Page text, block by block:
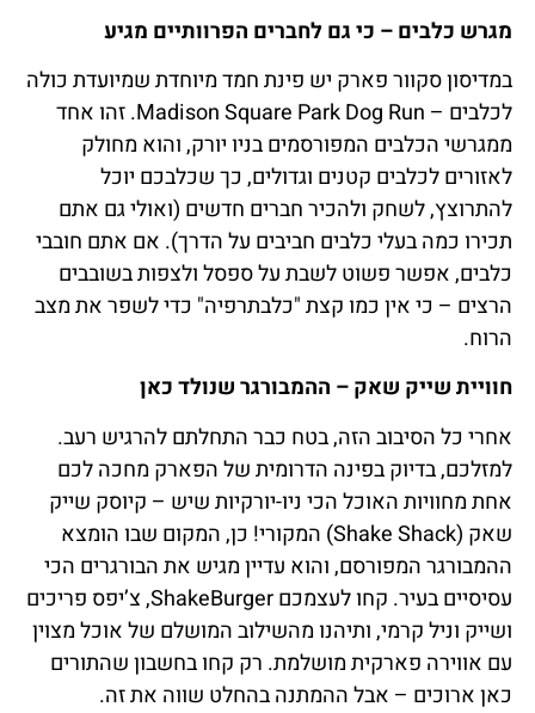
מגרש כלבים – כי גם לחברים הפרוותיים מגיע
במדיסון סקוור פארק יש פינת חמד מיוחדת שמיועדת כולה
לכלבים – Madison Square Park Dog Run. זהו אחד
ממגרשי הכלבים המפורסמים בניו יורק, והוא מחולק
לאזורים לכלבים קטנים וגדולים, כך שכלבכם יוכל
להתרוצץ, לשחק ולהכיר חברים חדשים (ואולי גם אתם
תכירו כמה בעלי כלבים חביבים על הדרך). אם אתם חובבי
כלבים, אפשר פשוט לשבת על ספסל ולצפות בשובבים
הרצים – כי אין כמו קצת "כלבתרפיה" כדי לשפר את מצב
הרוח.
חוויית שייק שאק – ההמבורגר שנולד כאן
אחרי כל הסיבוב הזה, בטח כבר התחלתם להרגיש רעב.
למזלכם, בדיוק בפינה הדרומית של הפארק מחכה לכם
אחת מחוויות האוכל הכי ניו-יורקיות שיש – קיוסק שייק
שאק (Shake Shack) המקורי! כן, המקום שבו הומצא
ההמבורגר המפורסם, והוא עדיין מגיש את הבורגרים הכי
עסיסיים בעיר. קחו לעצמכם ShakeBurger, צ’יפס פריכים
ושייק וניל קרמי, ותיהנו מהשילוב המושלם של אוכל מצוין
עם אווירה פארקית מושלמת. רק קחו בחשבון שהתורים
כאן ארוכים – אבל ההמתנה בהחלט שווה את זה.